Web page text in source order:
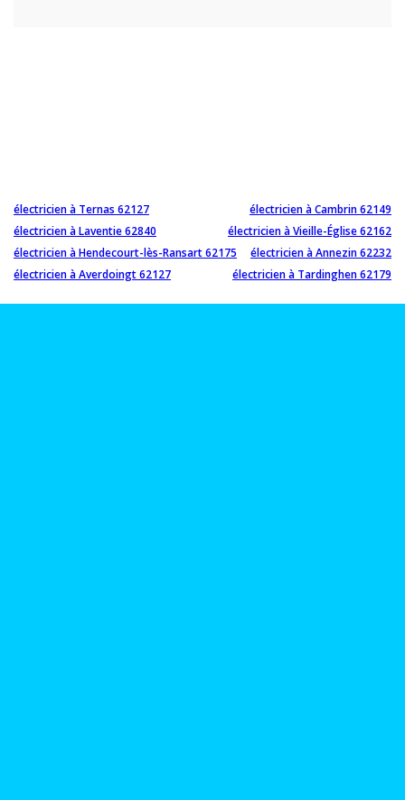
électricien à Ternas 62127
électricien à Cambrin 62149
électricien à Laventie 62840
électricien à Vieille-Église 62162
électricien à Hendecourt-lès-Ransart 62175
électricien à Annezin 62232
électricien à Averdoingt 62127
électricien à Tardinghen 62179